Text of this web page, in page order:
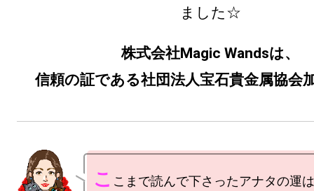
ました☆
株式会社Magic Wandsは、
信頼の証である社団法人宝石貴金属協会
こ こまで読んで下さったアナタの運